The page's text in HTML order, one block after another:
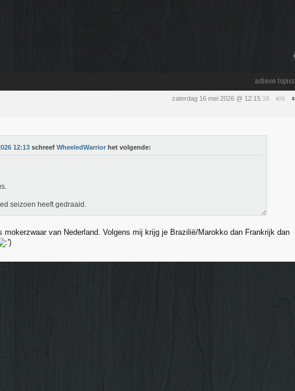
actieve topics
zaterdag 16 mei 2026 @ 12:15:16 #26
12:13 schreef WheeledWarrior het volgende:
seizoen heeft gedraaid.
van Nederland. Volgens mij krijg je Brazilië/Marokko dan Frankrijk dan